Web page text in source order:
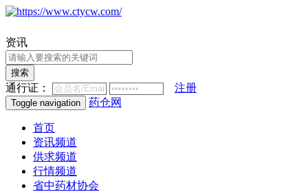
资讯
搜索
通行证： 注册
Toggle navigation 药仓网
首页
资讯频道
供求频道
行情频道
省中药材协会